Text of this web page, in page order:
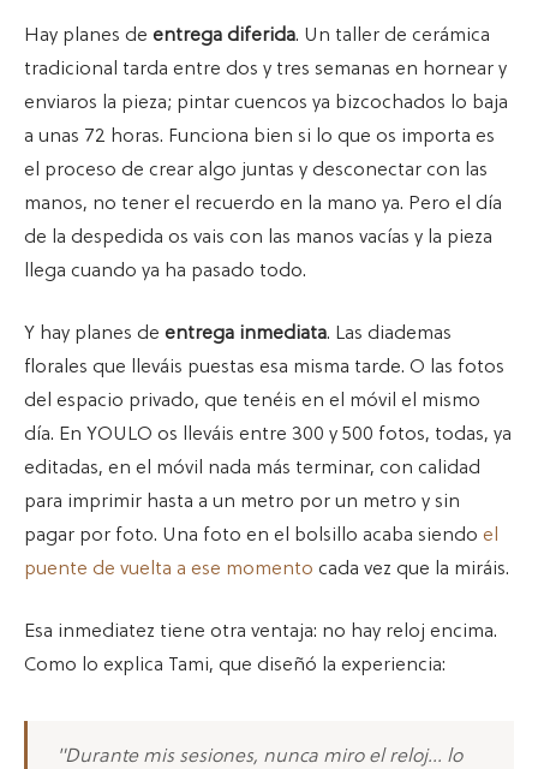
Hay planes de entrega diferida. Un taller de cerámica
tradicional tarda entre dos y tres semanas en hornear y
enviaros la pieza; pintar cuencos ya bizcochados lo baja
a unas 72 horas. Funciona bien si lo que os importa es
el proceso de crear algo juntas y desconectar con las
manos, no tener el recuerdo en la mano ya. Pero el día
de la despedida os vais con las manos vacías y la pieza
llega cuando ya ha pasado todo.
Y hay planes de entrega inmediata. Las diademas
florales que lleváis puestas esa misma tarde. O las fotos
del espacio privado, que tenéis en el móvil el mismo
día. En YOULO os lleváis entre 300 y 500 fotos, todas, ya
editadas, en el móvil nada más terminar, con calidad
para imprimir hasta a un metro por un metro y sin
pagar por foto. Una foto en el bolsillo acaba siendo el
puente de vuelta a ese momento cada vez que la miráis.
Esa inmediatez tiene otra ventaja: no hay reloj encima.
Como lo explica Tami, que diseñó la experiencia:
"Durante mis sesiones, nunca miro el reloj... lo